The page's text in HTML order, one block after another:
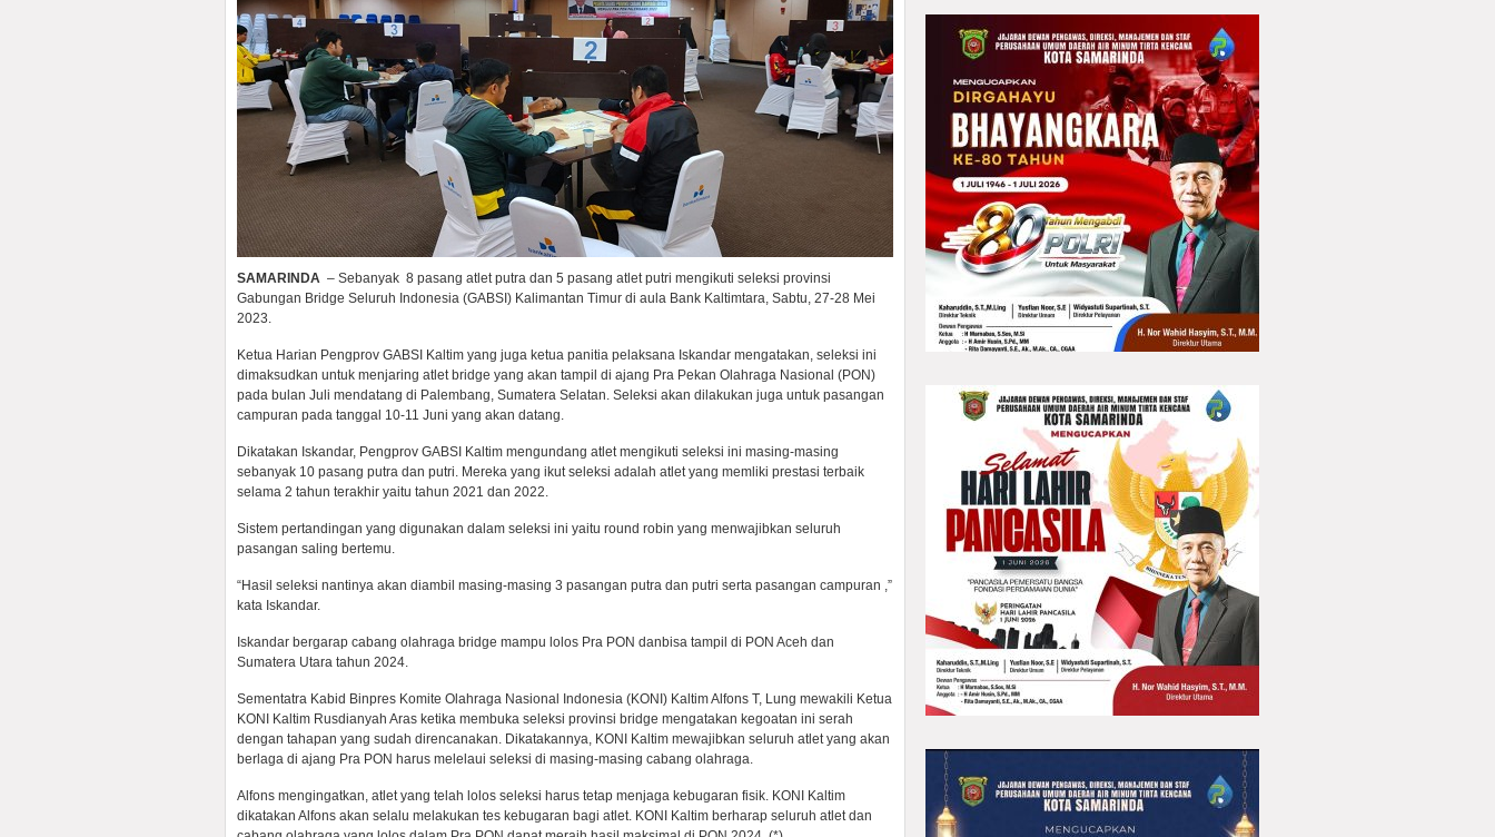
SAMARINDA – Sebanyak 8 pasang atlet putra dan 5 pasang atlet putri mengikuti seleksi provinsi
Gabungan Bridge Seluruh Indonesia (GABSI) Kalimantan Timur di aula Bank Kaltimtara, Sabtu, 27-28 Mei
2023.
Ketua Harian Pengprov GABSI Kaltim yang juga ketua panitia pelaksana Iskandar mengatakan, seleksi ini
dimaksudkan untuk menjaring atlet bridge yang akan tampil di ajang Pra Pekan Olahraga Nasional (PON)
pada bulan Juli mendatang di Palembang, Sumatera Selatan. Seleksi akan dilakukan juga untuk pasangan
campuran pada tanggal 10-11 Juni yang akan datang.
Dikatakan Iskandar, Pengprov GABSI Kaltim mengundang atlet mengikuti seleksi ini masing-masing
sebanyak 10 pasang putra dan putri. Mereka yang ikut seleksi adalah atlet yang memliki prestasi terbaik
selama 2 tahun terakhir yaitu tahun 2021 dan 2022.
Sistem pertandingan yang digunakan dalam seleksi ini yaitu round robin yang menwajibkan seluruh
pasangan saling bertemu.
“Hasil seleksi nantinya akan diambil masing-masing 3 pasangan putra dan putri serta pasangan campuran ,”
kata Iskandar.
Iskandar bergarap cabang olahraga bridge mampu lolos Pra PON danbisa tampil di PON Aceh dan
Sumatera Utara tahun 2024.
Sementatra Kabid Binpres Komite Olahraga Nasional Indonesia (KONI) Kaltim Alfons T, Lung mewakili Ketua
KONI Kaltim Rusdianyah Aras ketika membuka seleksi provinsi bridge mengatakan kegoatan ini serah
dengan tahapan yang sudah direncanakan. Dikatakannya, KONI Kaltim mewajibkan seluruh atlet yang akan
berlaga di ajang Pra PON harus melelaui seleksi di masing-masing cabang olahraga.
Alfons mengingatkan, atlet yang telah lolos seleksi harus tetap menjaga kebugaran fisik. KONI Kaltim
dikatakan Alfons akan selalu melakukan tes kebugaran bagi atlet. KONI Kaltim berharap seluruh atlet dan